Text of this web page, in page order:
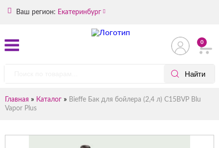
Ваш регион: Екатеринбург
0
Главная » Каталог » Bieffe Бак для бойлера (2,4 л) C15BVP Blu
Vapor Plus